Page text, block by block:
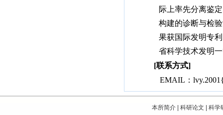
际上率先分离鉴
构建的诊断与检
果获国际发明专
省科学技术发明
[联系方式]
EMAIL ：
本所简介 科研论文
科学